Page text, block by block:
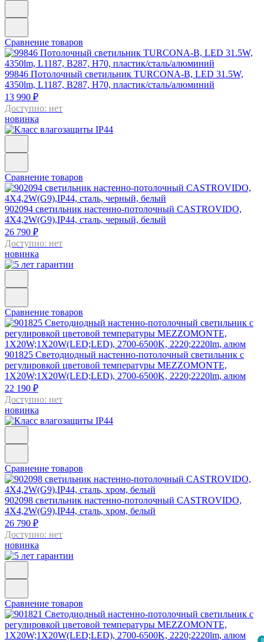
0
Сравнение товаров
99846 Потолочный светильник TURCONA-B, LED 31.5W,
4350lm, L1187, B287, H70, пластик/сталь/алюминий
13 990 ₽
Доступно: нет
новинка
Сравнение товаров
902094 светильник настенно-потолочный CASTROVIDO,
4X4,2W(G9),IP44, сталь, черный, белый
26 790 ₽
Доступно: нет
новинка
Сравнение товаров
901825 Светодиодный настенно-потолочный светильник с
регулировкой цветовой температуры MEZZOMONTE,
1X20W;1X20W(LED;LED), 2700-6500K, 2220;2220lm, алюм
22 190 ₽
Доступно: нет
новинка
Сравнение товаров
902098 светильник настенно-потолочный CASTROVIDO,
4X4,2W(G9),IP44, сталь, хром, белый
26 790 ₽
Доступно: нет
новинка
Сравнение товаров